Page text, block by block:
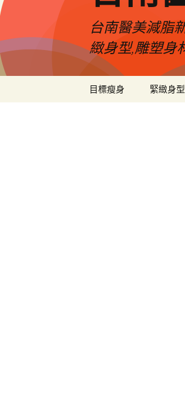
台南醫美減脂
緻身型,雕塑身
目標瘦身 緊緻身型